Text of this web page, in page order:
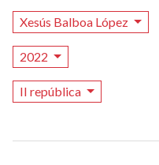
Xesús Balboa López
2022
II república